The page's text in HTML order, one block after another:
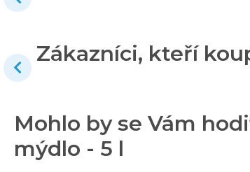
Zákazníci, kteří
Mohlo by se Vám
mýdlo - 5 l